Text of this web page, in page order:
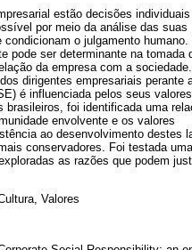
estão decisões
por meio da análise das suas
o julgamento humano.
pode ser determinante na tomada
da empresa com a
dirigentes empresariais perante
é influenciada pelos seus valores
foi identificada uma
envolvente e os valores
ao desenvolvimento destes
conservadores. Foi testada
as razões que podem
Valores